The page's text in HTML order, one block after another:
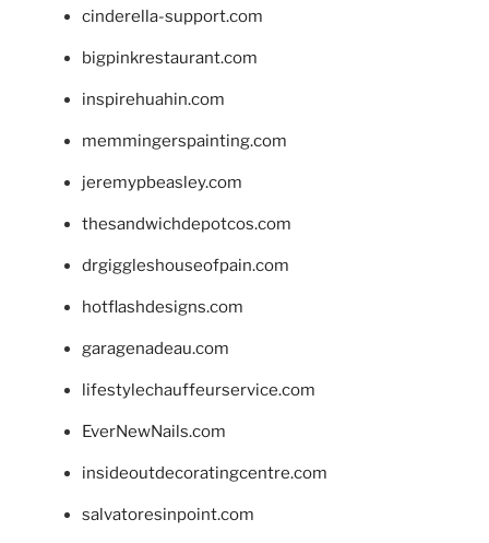
cinderella-support.com
bigpinkrestaurant.com
inspirehuahin.com
memmingerspainting.com
jeremypbeasley.com
thesandwichdepotcos.com
drgiggleshouseofpain.com
hotflashdesigns.com
garagenadeau.com
lifestylechauffeurservice.com
EverNewNails.com
insideoutdecoratingcentre.com
salvatoresinpoint.com